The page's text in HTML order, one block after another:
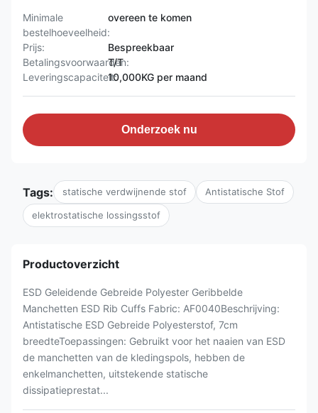
Minimale
bestelhoeveelheid:
overeen te komen
Prijs:
Bespreekbaar
Betalingsvoorwaarden:
T/T
Leveringscapaciteit:10,000KG per maand
Onderzoek nu
Tags: statische verdwijnende stof Antistatische Stof
elektrostatische lossingsstof
Productoverzicht
ESD Geleidende Gebreide Polyester Geribbelde
Manchetten ESD Rib Cuffs Fabric: AF0040Beschrijving:
Antistatische ESD Gebreide Polyesterstof, 7cm
breedteToepassingen: Gebruikt voor het naaien van ESD
de manchetten van de kledingspols, hebben de
enkelmanchetten, uitstekende statische
dissipatieprestat...